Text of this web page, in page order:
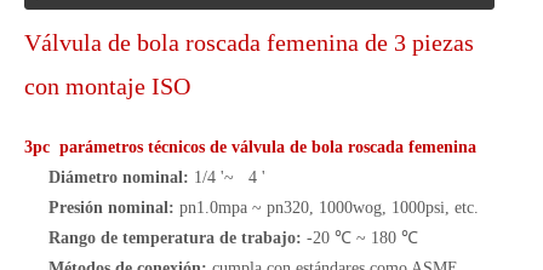
Válvula de bola roscada femenina de 3 piezas
con montaje ISO
3pc parámetros técnicos de válvula de bola roscada femenina
Diámetro nominal: 1/4 '~ 4 '
Presión nominal: pn1.0mpa ~ pn320, 1000wog, 1000psi, etc.
Rango de temperatura de trabajo: -20 ℃ ~ 180 ℃